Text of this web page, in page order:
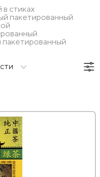
в стиках
пакетированный
пакетированный